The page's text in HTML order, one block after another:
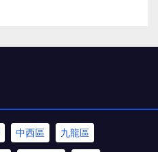
中西區 九龍區